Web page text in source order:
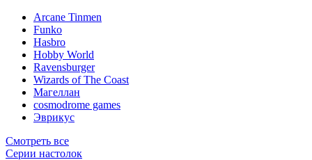
Arcane Tinmen
Funko
Hasbro
Hobby World
Ravensburger
Wizards of The Coast
Магеллан
сosmodrome games
Эврикус
Смотреть все
Серии настолок